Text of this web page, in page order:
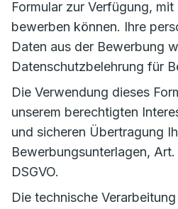
Formular zur Verfügung,
bewerben können. Ihre
Daten aus der Bewerbung
Datenschutzbelehrung für
Die Verwendung dieses
unserem berechtigten
und sicheren Übertragung
Bewerbungsunterlagen, Art.
DSGVO.
Die technische